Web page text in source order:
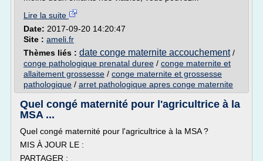
Lire la suite
Date: 2017-09-20 14:20:47
Site : ameli.fr
Thèmes liés : date conge maternite accouchement/
conge pathologique prenatal duree / conge maternite et
allaitement grossesse / conge maternite et grossesse
pathologique / arret pathologique apres conge maternite
Quel congé maternité pour l'agricultrice à la
MSA ...
Quel congé maternité pour l'agricultrice à la MSA ?
MIS À JOUR LE :
PARTAGER :